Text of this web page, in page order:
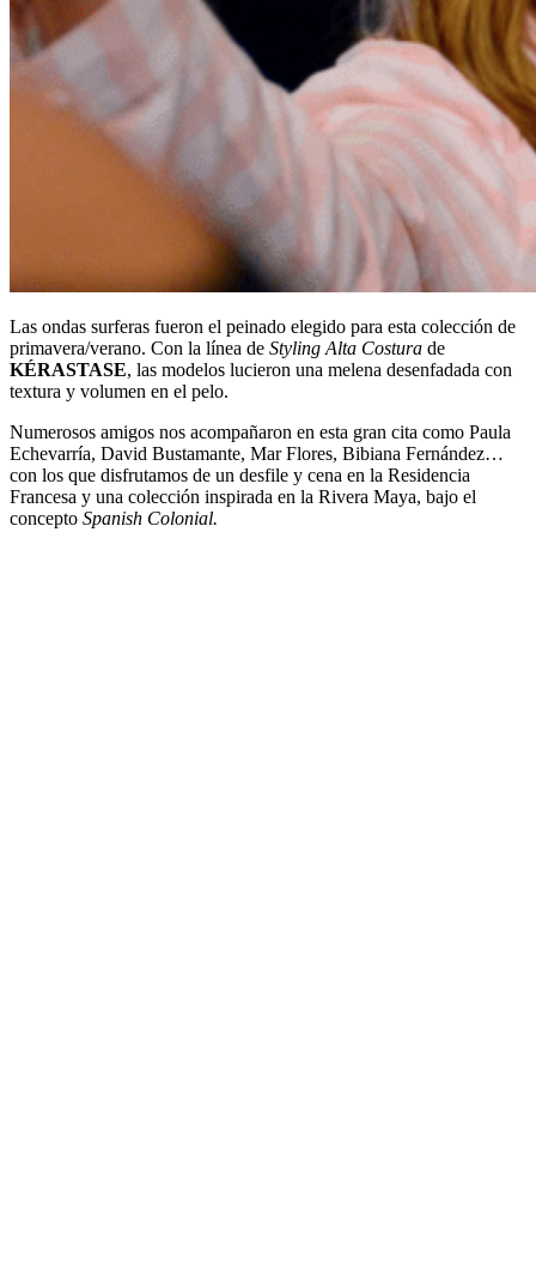
Las ondas surferas fueron el peinado elegido para esta colección de
primavera/verano. Con la línea de Styling Alta Costura de
KÉRASTASE, las modelos lucieron una melena desenfadada con
textura y volumen en el pelo.
Numerosos amigos nos acompañaron en esta gran cita como Paula
Echevarría, David Bustamante, Mar Flores, Bibiana Fernández…
con los que disfrutamos de un desfile y cena en la Residencia
Francesa y una colección inspirada en la Rivera Maya, bajo el
concepto Spanish Colonial.